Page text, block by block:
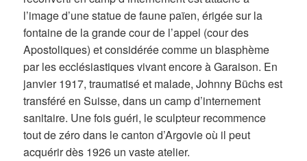
l’image d’une statue de faune païen, érigée sur la
fontaine de la grande cour de l’appel (cour des
Apostoliques) et considérée comme un blasphème
par les ecclésiastiques vivant encore à Garaison. En
janvier 1917, traumatisé et malade, Johnny Büchs est
transféré en Suisse, dans un camp d’internement
sanitaire. Une fois guéri, le sculpteur recommence
tout de zéro dans le canton d’Argovie où il peut
acquérir dès 1926 un vaste atelier.